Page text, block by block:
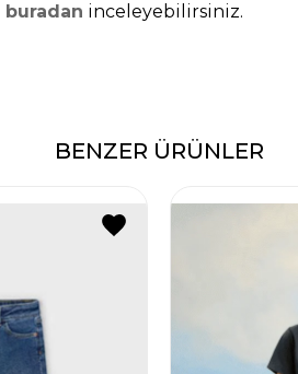
buradan inceleyebilirsiniz.
BENZER ÜRÜNLER